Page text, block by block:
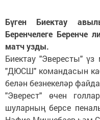
Бүген Биектау
Беренчелеге Беренче
матч узды.
Биектау "Эвересты"
"ДЮСШ" командасын
белән безнекеләр
"Эверест" өчен
шуларның берсе